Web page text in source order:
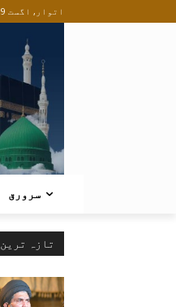
اتوار, اگست 9, 2026
سرورق
تازہ ترین